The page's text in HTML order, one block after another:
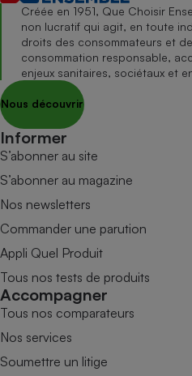
Créée en 1951, Que Choisir
non lucratif qui agit, en toute
droits des consommateurs et
consommation responsable,
enjeux sanitaires, sociétaux et
Nous découvrir
Informer
S’abonner au site
S’abonner au magazine
Nos newsletters
Commander une parution
Appli Quel Produit
Tous nos tests de produits
Accompagner
Tous nos comparateurs
Nos services
Soumettre un litige